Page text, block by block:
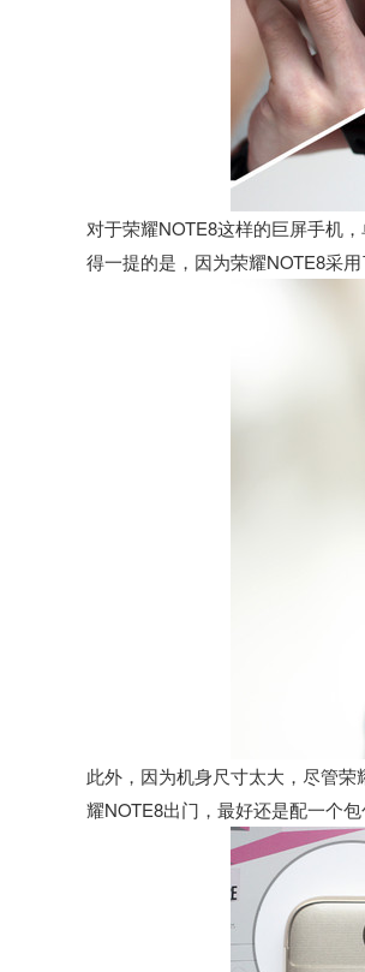
对于荣耀NOTE8这样的巨屏手机
得一提的是，因为荣耀NOTE8采
此外，因为机身尺寸太大，尽管
耀NOTE8出门，最好还是配一个包